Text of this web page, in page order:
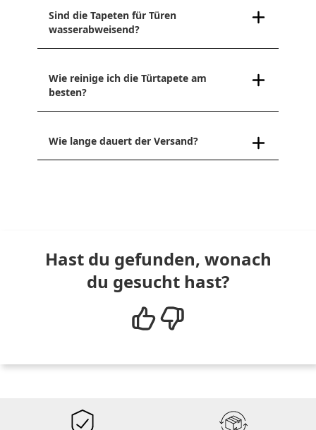
Sind die Tapeten für Türen
wasserabweisend?
Wie reinige ich die Türtapete am
besten?
Wie lange dauert der Versand?
Hast du gefunden, wonach
du gesucht hast?